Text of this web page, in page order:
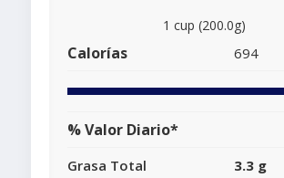
1 cup (200.0g)
Calorías 694
% Valor Diario*
Grasa Total 3.3 g